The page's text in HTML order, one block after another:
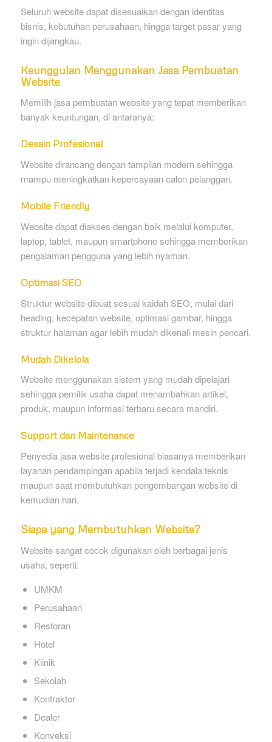
Seluruh website dapat disesuaikan dengan identitas
bisnis, kebutuhan perusahaan, hingga target pasar yang
ingin dijangkau.
Keunggulan Menggunakan Jasa Pembuatan
Website
Memilih jasa pembuatan website yang tepat memberikan
banyak keuntungan, di antaranya:
Desain Profesional
Website dirancang dengan tampilan modern sehingga
mampu meningkatkan kepercayaan calon pelanggan.
Mobile Friendly
Website dapat diakses dengan baik melalui komputer,
laptop, tablet, maupun smartphone sehingga memberikan
pengalaman pengguna yang lebih nyaman.
Optimasi SEO
Struktur website dibuat sesuai kaidah SEO, mulai dari
heading, kecepatan website, optimasi gambar, hingga
struktur halaman agar lebih mudah dikenali mesin pencari.
Mudah Dikelola
Website menggunakan sistem yang mudah dipelajari
sehingga pemilik usaha dapat menambahkan artikel,
produk, maupun informasi terbaru secara mandiri.
Support dan Maintenance
Penyedia jasa website profesional biasanya memberikan
layanan pendampingan apabila terjadi kendala teknis
maupun saat membutuhkan pengembangan website di
kemudian hari.
Siapa yang Membutuhkan Website?
Website sangat cocok digunakan oleh berbagai jenis
usaha, seperti:
UMKM
Perusahaan
Restoran
Hotel
Klinik
Sekolah
Kontraktor
Dealer
Konveksi